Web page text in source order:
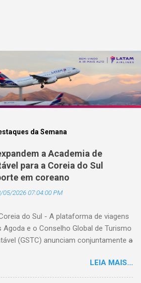
da Semana
a Academia de
para a Coreia do Sul
em coreano
05/2026 07:04:00 PM
do Sul - A plataforma de viagens
Agoda e o Conselho Global de Turismo
(GSTC) anunciam conjuntamente a
a Coreia do Sul, com suporte completo
(Arquivo © BlogTurS) Este marco
LEIA MAIS...